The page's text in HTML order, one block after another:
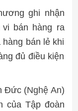
ghi nhận
vi bán hàng ra
bán lẻ khi
đủ điều kiện
Đức (Nghệ An)
của Tập đoàn